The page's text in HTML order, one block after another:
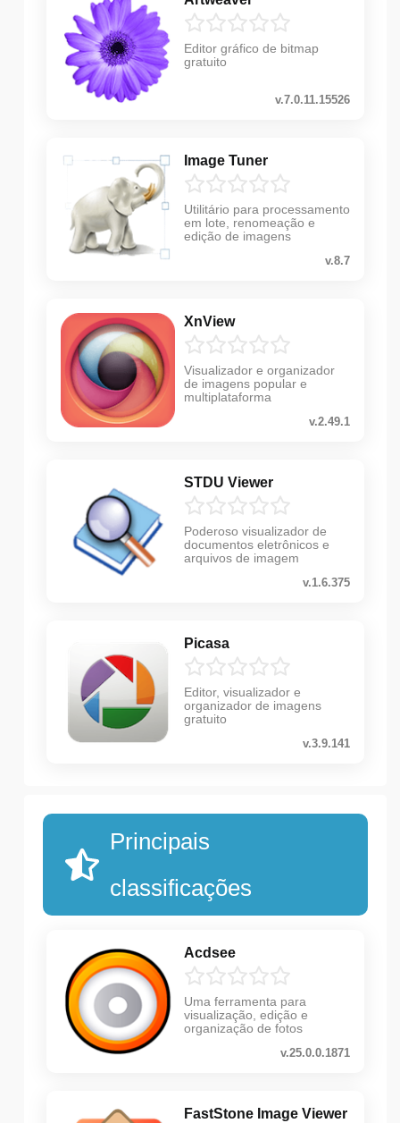
Editor gráfico de bitmap
gratuito
v.7.0.11.15526
Image Tuner
Utilitário para processamento
em lote, renomeação e
edição de imagens
v.8.7
XnView
Visualizador e organizador
de imagens popular e
multiplataforma
v.2.49.1
STDU Viewer
Poderoso visualizador de
documentos eletrônicos e
arquivos de imagem
v.1.6.375
Picasa
Editor, visualizador e
organizador de imagens
gratuito
v.3.9.141
Principais
classificações
Acdsee
Uma ferramenta para
visualização, edição e
organização de fotos
v.25.0.0.1871
FastStone Image Viewer